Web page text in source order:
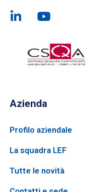
Azienda
Profilo aziendale
La squadra LEF
Tutte le novità